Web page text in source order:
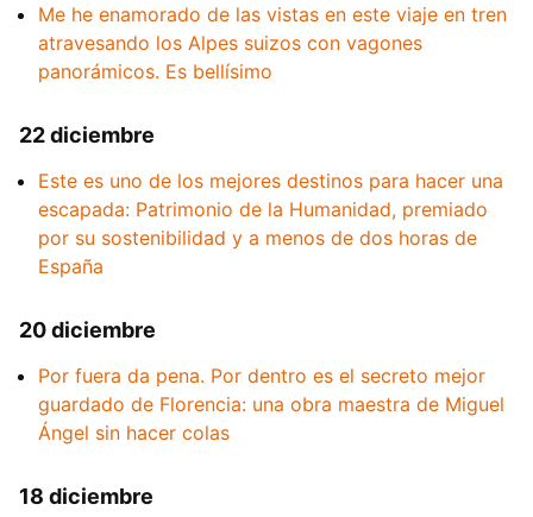
Me he enamorado de las vistas en este viaje en tren
atravesando los Alpes suizos con vagones
panorámicos. Es bellísimo
22 diciembre
Este es uno de los mejores destinos para hacer una
escapada: Patrimonio de la Humanidad, premiado
por su sostenibilidad y a menos de dos horas de
España
20 diciembre
Por fuera da pena. Por dentro es el secreto mejor
guardado de Florencia: una obra maestra de Miguel
Ángel sin hacer colas
18 diciembre